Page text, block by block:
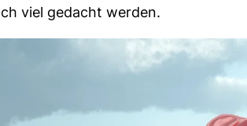
viel gedacht werden.